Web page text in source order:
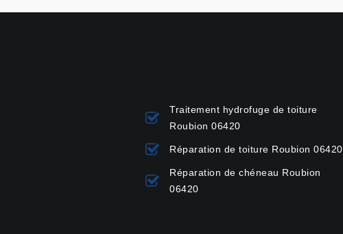
Traitement hydrofuge de toiture
Roubion 06420
Réparation de toiture Roubion 06420
Réparation de chéneau Roubion
06420